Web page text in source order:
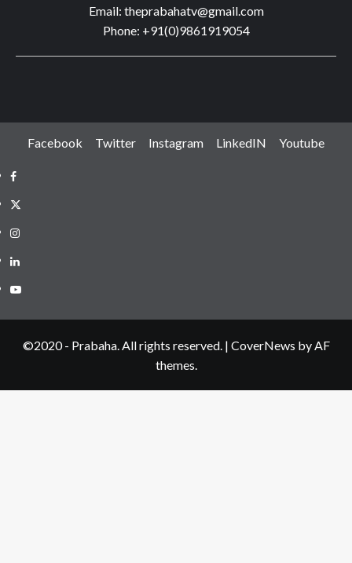
Email: theprabahatv@gmail.com
Phone: +91(0)9861919054
Facebook Twitter Instagram LinkedIN Youtube
Facebook
Twitter
Instagram
LinkedIN
Youtube
©2020 - Prabaha. All rights reserved. | CoverNews by AF
themes.